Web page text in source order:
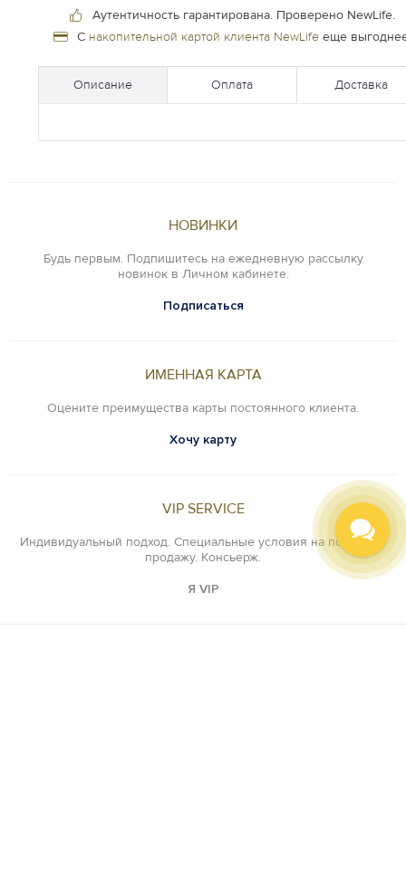
Аутентичность гарантирована. Проверено NewLife.
С накопительной картой клиента NewLifeеще
Описание Оплата Доставка
НОВИНКИ
Будь первым. Подпишитесь на ежедневную рассылку
новинок в Личном кабинете.
Подписаться
ИМЕННАЯ КАРТА
Оцените преимущества карты постоянного клиента.
Хочу карту
VIP SERVICE
Индивидуальный подход. Специальные условия на покупку и
продажу. Консьерж.
Я VIP